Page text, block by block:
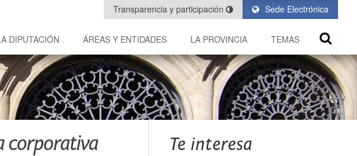
Sede Electrónica
Transparencia y participación
DIPUTACIÓN ÁREAS Y ENTIDADES LA PROVINCIA TEMAS
corporativa Te interesa